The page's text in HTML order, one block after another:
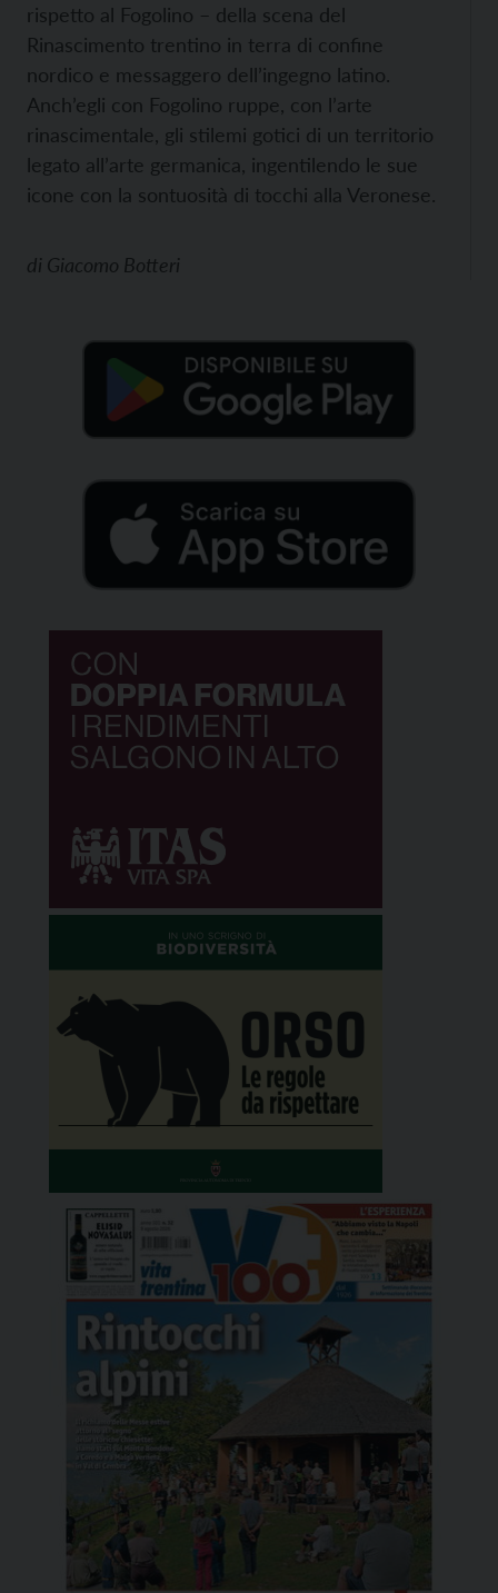
rispetto al Fogolino – della scena del
Rinascimento trentino in terra di confine
nordico e messaggero dell’ingegno latino.
Anch’egli con Fogolino ruppe, con l’arte
rinascimentale, gli stilemi gotici di un territorio
legato all’arte germanica, ingentilendo le sue
icone con la sontuosità di tocchi alla Veronese.
di Giacomo Botteri